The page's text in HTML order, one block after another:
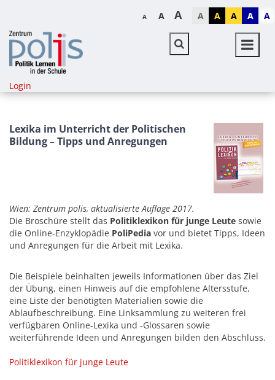
A A A A A A A A
Login
Lexika im Unterricht der Politischen
Bildung – Tipps und Anregungen
Wien: Zentrum polis, aktualisierte Auflage 2017.
Die Broschüre stellt das Politiklexikon für junge Leute sowie
die Online-Enzyklopädie PoliPedia vor und bietet Tipps, Ideen
und Anregungen für die Arbeit mit Lexika.
Die Beispiele beinhalten jeweils Informationen über das Ziel
der Übung, einen Hinweis auf die empfohlene Altersstufe,
eine Liste der benötigten Materialien sowie die
Ablaufbeschreibung. Eine Linksammlung zu weiteren frei
verfügbaren Online-Lexika und -Glossaren sowie
weiterführende Ideen und Anregungen bilden den Abschluss.
Politiklexikon für junge Leute